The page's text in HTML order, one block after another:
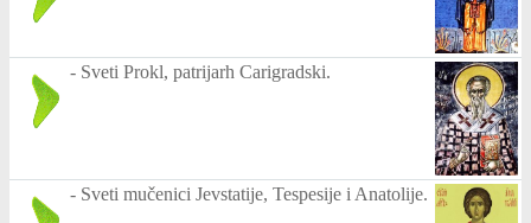
- Sveti Prokl, patrijarh Carigradski.
- Sveti mučenici Jevstatije, Tespesije i Anatolije.